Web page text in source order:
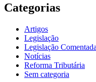
Categorias
Artigos
Legislação
Legislação Comentada
Notícias
Reforma Tributária
Sem categoria